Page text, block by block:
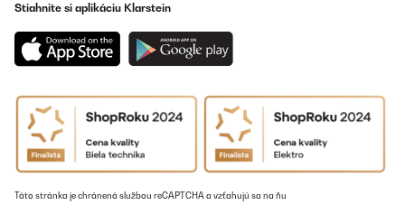
Stiahnite si aplikáciu Klarstein
Táto stránka je chránená službou reCAPTCHA a vzťahujú sa na ňu